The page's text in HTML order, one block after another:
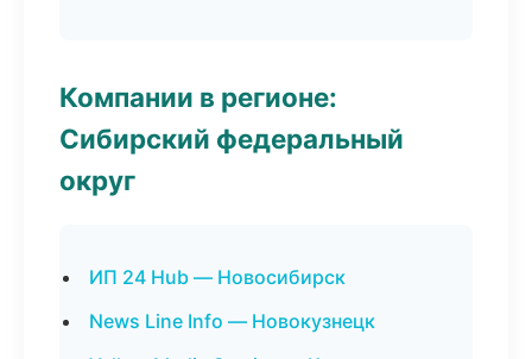
Компании в регионе:
Сибирский федеральный
округ
ИП 24 Hub — Новосибирск
News Line Info — Новокузнецк